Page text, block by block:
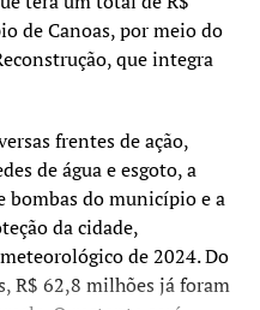
que a PGR apresentou
o ex-presidente e seus
o voto do relator
da Primeira Turma do
inicialmente em
Braga Netto.
de Canoas, por meio do
que integra
frentes de ação,
de água e esgoto, a
bombas do município e a
da cidade,
de 2024. Do
R$ 62,8 milhões já foram